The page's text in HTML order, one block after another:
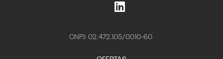
CNPJ: 02.472.105/0010-60